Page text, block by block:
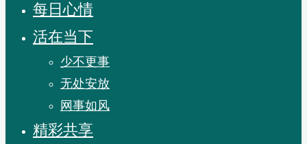
每日心情
活在当下
少不更事
无处安放
网事如风
精彩共享